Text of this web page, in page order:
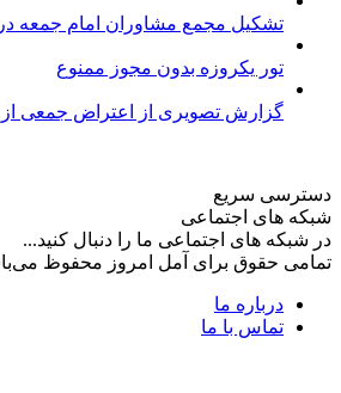
تشکیل مجمع مشاوران امام جمعه در
تور یکروزه بدون مجوز ممنوع
گزارش تصویری از اعتراض جمعی از
دسترسی سریع
شبکه های اجتماعی
در شبکه های اجتماعی ما را دنبال کنید...
تمامی حقوق برای آمل امروز محفوظ
درباره ما
تماس با ما